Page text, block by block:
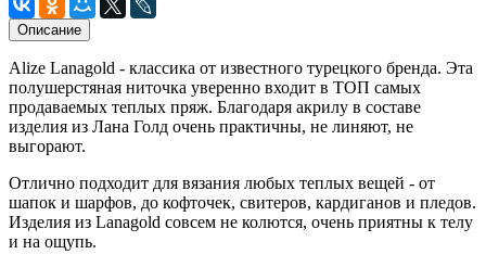
Описание
Alize Lanagold - классика от известного турецкого бренда. Эта
полушерстяная ниточка уверенно входит в ТОП самых
продаваемых теплых пряж. Благодаря акрилу в составе
изделия из Лана Голд очень практичны, не линяют, не
выгорают.
Отлично подходит для вязания любых теплых вещей - от
шапок и шарфов, до кофточек, свитеров, кардиганов и пледов.
Изделия из Lanagold совсем не колются, очень приятны к телу
и на ощупь.